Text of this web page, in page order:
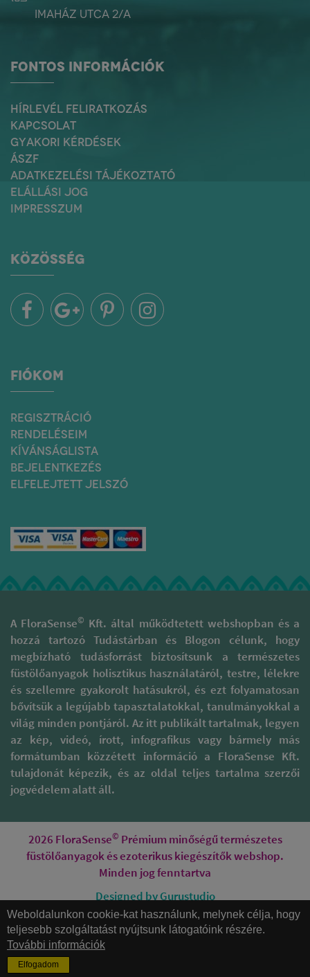
Imaház utca 2/a
FONTOS INFORMÁCIÓK
HÍRLEVÉL FELIRATKOZÁS
KAPCSOLAT
GYAKORI KÉRDÉSEK
ÁSZF
ADATKEZELÉSI TÁJÉKOZTATÓ
ELÁLLÁSI JOG
IMPRESSZUM
KÖZÖSSÉG
FIÓKOM
REGISZTRÁCIÓ
RENDELÉSEIM
KÍVÁNSÁGLISTA
BEJELENTKEZÉS
ELFELEJTETT JELSZÓ
A FloraSense© Kft. által működtetett webshopban és a
hozzá tartozó Tudástárban és Blogon célunk, hogy
megbízható tudásforrást biztosítsunk a természetes
füstölőanyagok holisztikus használatáról, testre, lélekre
és szellemre gyakorolt hatásukról, és ezt folyamatosan
bővítsük a legújabb tapasztalatokkal, tanulmányokkal a
világ minden pontjáról. Az itt publikált tartalmak, legyen
az kép, videó, írott, infografikus vagy bármely más
formátumban közzétett információ a FloraSense Kft.
tulajdonát képezik, és az oldal teljes tartalma szerzői
jogvédelem alatt áll.
2026 FloraSense© Prémium minőségű természetes
füstölőanyagok és ezoterikus kiegészítők webshop.
Minden jog fenntartva
Designed by Gurustudio
Honlapkészítés
Weboldalunkon cookie-kat használunk, melynek célja, hogy
teljesebb szolgáltatást nyújtsunk látogatóink részére.
További információk
Elfogadom